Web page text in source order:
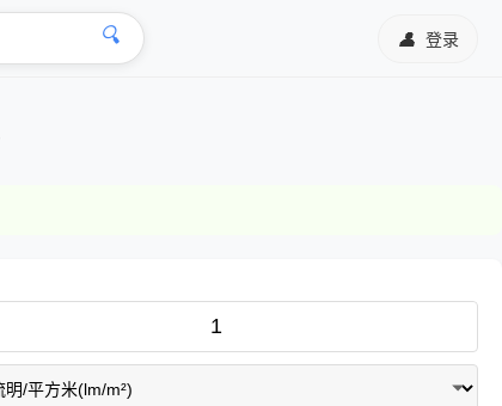
🔍 👤 登录